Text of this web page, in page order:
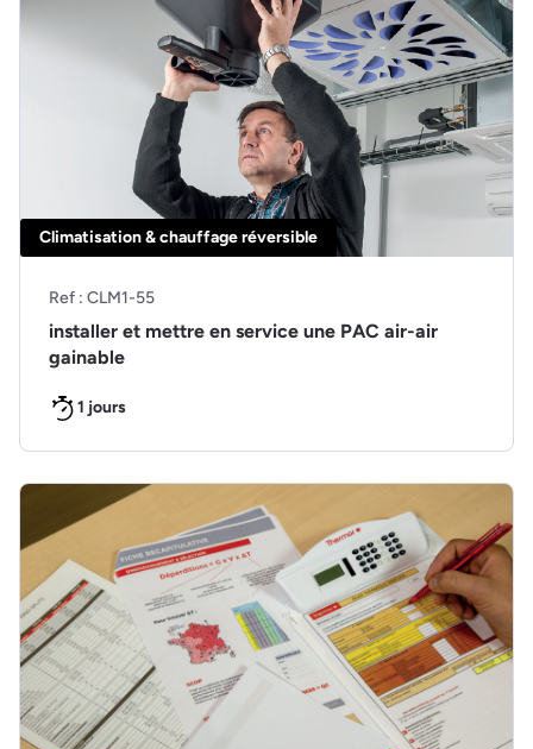
Ref : CLM1-55
installer et mettre en service une PAC air-air
gainable
1 jours
Climatisation & chauffage réversible